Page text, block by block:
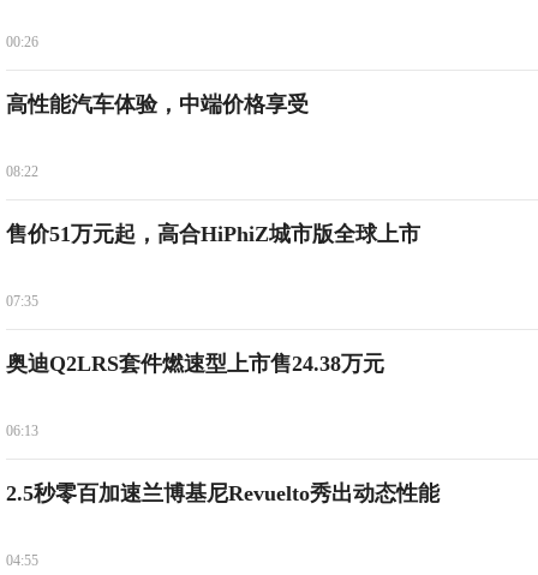
00:26
高性能汽车体验，中端价格享受
08:22
售价51万元起，高合HiPhiZ城市版全球上市
07:35
奥迪Q2LRS套件燃速型上市售24.38万元
06:13
2.5秒零百加速兰博基尼Revuelto秀出动态性能
04:55